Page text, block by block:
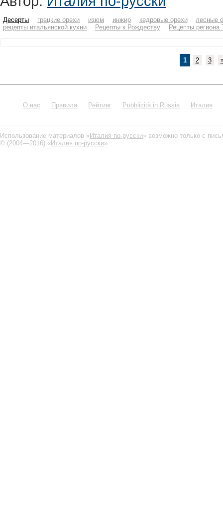
Десерты грецкие орехи изюм инжир кедровые орехи
лесные
рецепты итальянской кухни
Рецепты к Рождеству Рецепты региона
1 2 3
О нас Правила Рейтинг Pubblicità in Russia Италия
Использование материалов «Италия по-русски» возможно только с
© (2004—2016) «Италия по-русски»